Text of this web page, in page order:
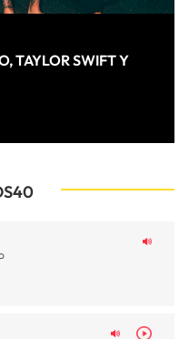
TAYLOR SWIFT Y